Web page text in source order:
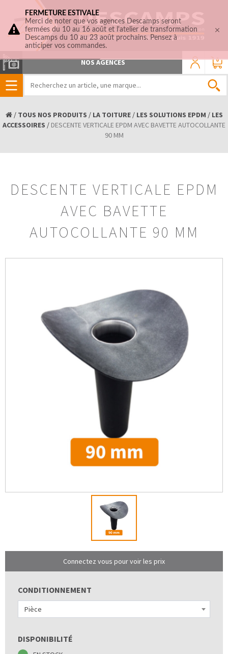
0
NOS AGENCES
/ TOUS NOS PRODUITS / LA TOITURE/ LES SOLUTIONS EPDM / LES
ACCESSOIRES / DESCENTE VERTICALE EPDM AVEC BAVETTE AUTOCOLLANTE
90 MM
DESCENTE VERTICALE EPDM
AVEC BAVETTE
AUTOCOLLANTE 90 MM
Connectez vous pour voir les prix
CONDITIONNEMENT
Pièce
DISPONIBILITÉ
FERMETURE ESTIVALE
Merci de noter que vos agences Descamps seront
fermées du 10 au 16 août et l'atelier de transformation
Descamps du 10 au 23 août prochains. Pensez à
anticiper vos commandes.